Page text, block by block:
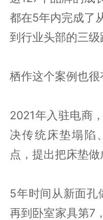
都在5年内完成了
到行业头部的三级
栖作这个案例也
2021年入驻电商
决传统床垫塌陷
点，提出把床垫做
5年时间从新面孔
再到卧室家具第7